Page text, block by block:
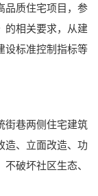
品质住宅项目，参
的相关要求，从建
设标准控制指标等
街巷两侧住宅建筑
造、立面改造、功
破坏社区生态、